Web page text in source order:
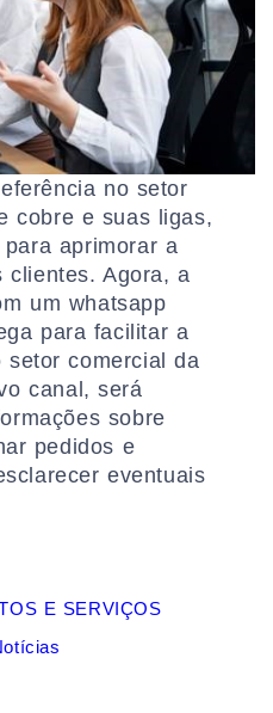
no setor
cobre e suas ligas,
aprimorar a
clientes. Agora, a
um whatsapp
para facilitar a
setor comercial da
canal, será
sobre
pedidos e
eventuais
E SERVIÇOS